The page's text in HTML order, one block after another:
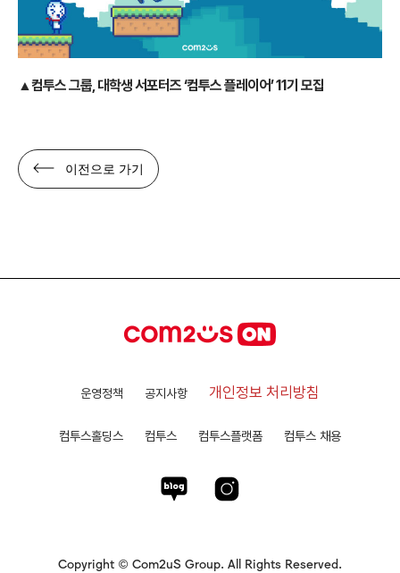
▲컴투스 그룹, 대학생 서포터즈 ‘컴투스 플레이어’ 11기 모집
이전으로 가기
운영정책 공지사항 개인정보 처리방침
컴투스홀딩스 컴투스 컴투스플랫폼 컴투스 채용
Copyright © Com2uS Group. All Rights Reserved.